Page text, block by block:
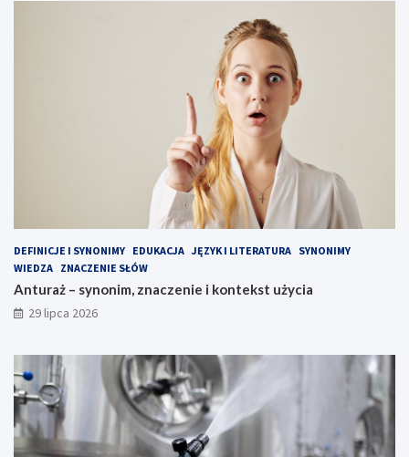
DEFINICJE I SYNONIMY EDUKACJA JĘZYK I LITERATURA SYNONIMY
WIEDZA ZNACZENIE SŁÓW
Anturaż – synonim, znaczenie i kontekst użycia
29 lipca 2026